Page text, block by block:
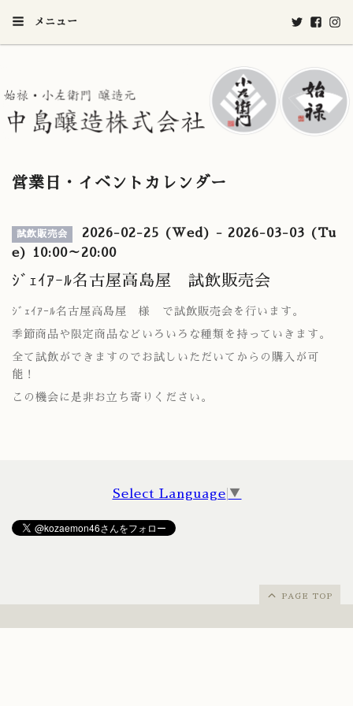
メニュー
営業日・イベントカレンダー
試飲販売会
2026-02-25 (Wed) - 2026-03-03 (Tu
e) 10:00～20:00
ｼﾞｪｲｱｰﾙ名古屋高島屋 試飲販売会
ｼﾞｪｲｱｰﾙ名古屋高島屋 様 で試飲販売会を行います。
季節商品や限定商品などいろいろな種類を持っていきます。
全て試飲ができますのでお試しいただいてからの購入が可
能！
この機会に是非お立ち寄りください。
Select Language ▼
PAGE TOP